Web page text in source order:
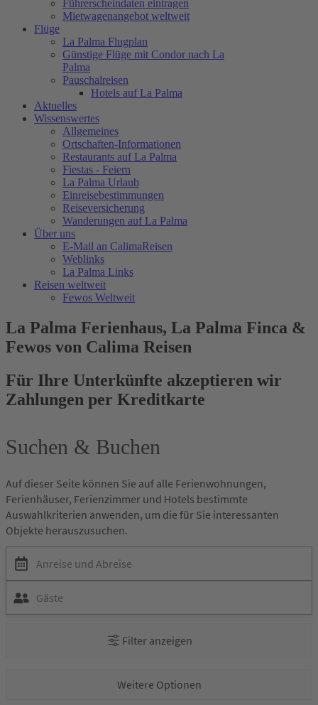
Führerscheindaten eintragen
Mietwagenangebot weltweit
Flüge
La Palma Flugplan
Günstige Flüge mit Condor nach La
Palma
Pauschalreisen
Hotels auf La Palma
Aktuelles
Wissenswertes
Allgemeines
Ortschaften-Informationen
Restaurants auf La Palma
Fiestas - Feiern
La Palma Urlaub
Einreisebestimmungen
Reiseversicherung
Wanderungen auf La Palma
Über uns
E-Mail an CalimaReisen
Weblinks
La Palma Links
Reisen weltweit
Fewos Weltweit
La Palma Ferienhaus, La Palma Finca &
Fewos von Calima Reisen
Für Ihre Unterkünfte akzeptieren wir
Zahlungen per Kreditkarte
Suchen & Buchen
Auf dieser Seite können Sie auf alle Ferienwohnungen,
Ferienhäuser, Ferienzimmer und Hotels bestimmte
Auswahlkriterien anwenden, um die für Sie interessanten
Objekte herauszusuchen.
Anreise und Abreise
Gäste
Filter anzeigen
Weitere Optionen